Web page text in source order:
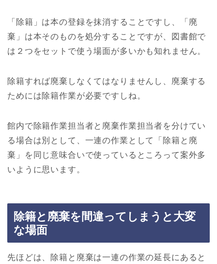
「除籍」は本の登録を抹消することですし、「廃
棄」は本そのものを処分することですが、図書館で
は２つをセットで使う場面が多いかも知れません。
除籍すれば廃棄しなくてはなりませんし、廃棄する
ためには除籍作業が必要ですしね。
館内で除籍作業担当者と廃棄作業担当者を分けてい
る場合は別として、一連の作業として「除籍と廃
棄」を同じ意味合いで使っているところって案外多
いように思います。
除籍と廃棄を間違ってしまうと大変
な場面
先ほどは、除籍と廃棄は一連の作業の延長にあると